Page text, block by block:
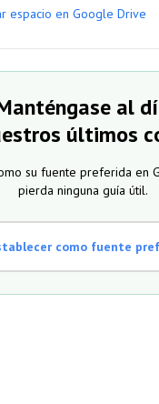
espacio en Google Drive
al
últimos
su fuente preferida en
pierda ninguna guía útil.
como fuente